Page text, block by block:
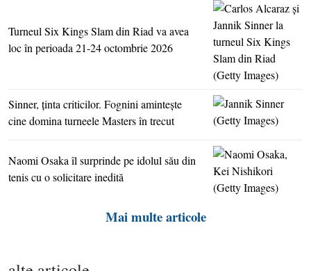
Turneul Six Kings Slam din Riad va avea
loc în perioada 21-24 octombrie 2026
Sinner, ţinta criticilor. Fognini aminteşte
cine domina turneele Masters în trecut
Naomi Osaka îl surprinde pe idolul său din
tenis cu o solicitare inedită
Mai multe articole